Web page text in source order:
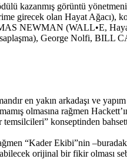
kazanmış görüntü
girecek olan Hayat
NEWMAN (WALL•E,
George Nolfi, BILL
en yakın arkadaşı ve
olmasına rağmen
temsilcileri” konseptinden
“Kader Ekibi”nin
orijinal bir fikir olması